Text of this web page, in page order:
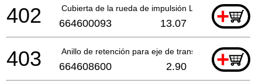
Cubierta de la rueda de impulsión Li Eum480*
+
402 664600093 13.07
Anillo de retención para eje de transmisión+
403 664608600 2.90